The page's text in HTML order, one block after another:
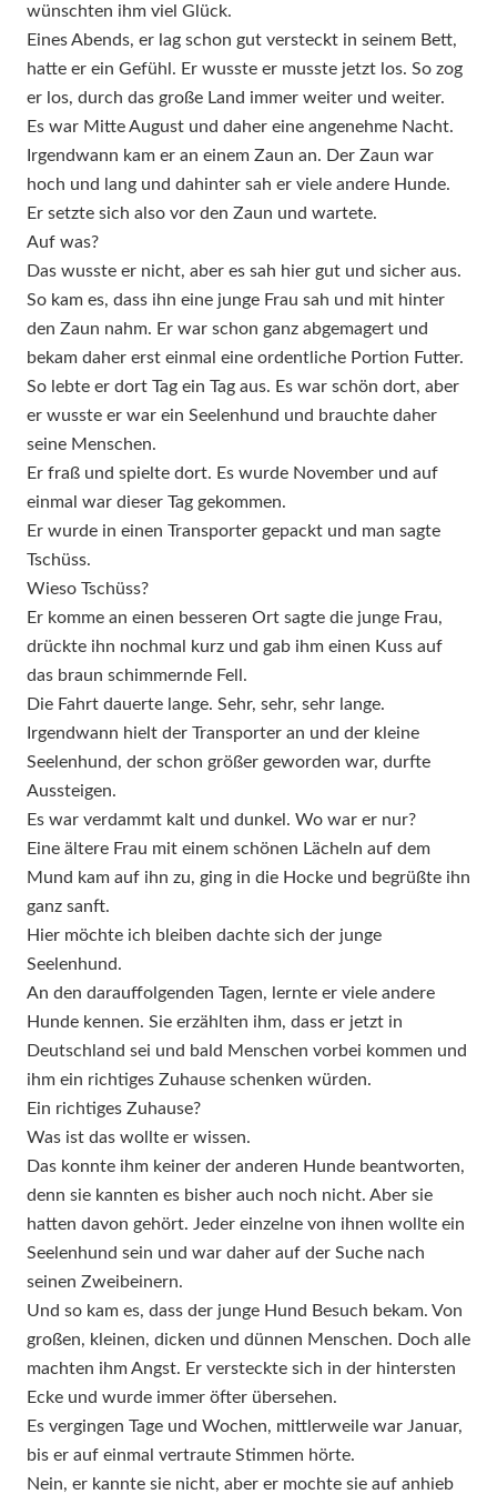
wünschten ihm viel Glück.
Eines Abends, er lag schon gut versteckt in seinem Bett,
hatte er ein Gefühl. Er wusste er musste jetzt los. So zog
er los, durch das große Land immer weiter und weiter.
Es war Mitte August und daher eine angenehme Nacht.
Irgendwann kam er an einem Zaun an. Der Zaun war
hoch und lang und dahinter sah er viele andere Hunde.
Er setzte sich also vor den Zaun und wartete.
Auf was?
Das wusste er nicht, aber es sah hier gut und sicher aus.
So kam es, dass ihn eine junge Frau sah und mit hinter
den Zaun nahm. Er war schon ganz abgemagert und
bekam daher erst einmal eine ordentliche Portion Futter.
So lebte er dort Tag ein Tag aus. Es war schön dort, aber
er wusste er war ein Seelenhund und brauchte daher
seine Menschen.
Er fraß und spielte dort. Es wurde November und auf
einmal war dieser Tag gekommen.
Er wurde in einen Transporter gepackt und man sagte
Tschüss.
Wieso Tschüss?
Er komme an einen besseren Ort sagte die junge Frau,
drückte ihn nochmal kurz und gab ihm einen Kuss auf
das braun schimmernde Fell.
Die Fahrt dauerte lange. Sehr, sehr, sehr lange.
Irgendwann hielt der Transporter an und der kleine
Seelenhund, der schon größer geworden war, durfte
Aussteigen.
Es war verdammt kalt und dunkel. Wo war er nur?
Eine ältere Frau mit einem schönen Lächeln auf dem
Mund kam auf ihn zu, ging in die Hocke und begrüßte ihn
ganz sanft.
Hier möchte ich bleiben dachte sich der junge
Seelenhund.
An den darauffolgenden Tagen, lernte er viele andere
Hunde kennen. Sie erzählten ihm, dass er jetzt in
Deutschland sei und bald Menschen vorbei kommen und
ihm ein richtiges Zuhause schenken würden.
Ein richtiges Zuhause?
Was ist das wollte er wissen.
Das konnte ihm keiner der anderen Hunde beantworten,
denn sie kannten es bisher auch noch nicht. Aber sie
hatten davon gehört. Jeder einzelne von ihnen wollte ein
Seelenhund sein und war daher auf der Suche nach
seinen Zweibeinern.
Und so kam es, dass der junge Hund Besuch bekam. Von
großen, kleinen, dicken und dünnen Menschen. Doch alle
machten ihm Angst. Er versteckte sich in der hintersten
Ecke und wurde immer öfter übersehen.
Es vergingen Tage und Wochen, mittlerweile war Januar,
bis er auf einmal vertraute Stimmen hörte.
Nein, er kannte sie nicht, aber er mochte sie auf anhieb